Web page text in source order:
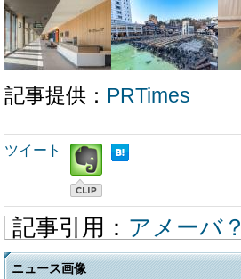
記事提供： PRTimes
ツイート
記事引用： アメーバ？
ニュース画像